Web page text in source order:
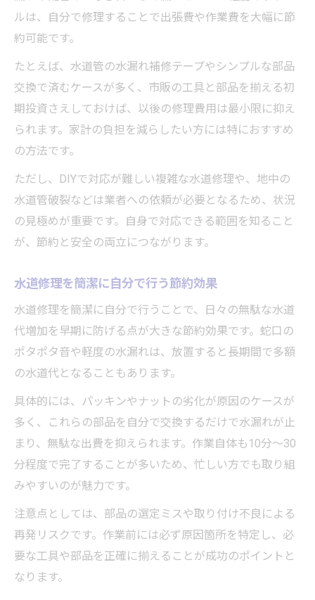
ルは、自分で修理することで出張費や作業費を大幅に節
約可能です。
たとえば、水道管の水漏れ補修テープやシンプルな部品
交換で済むケースが多く、市販の工具と部品を揃える初
期投資さえしておけば、以後の修理費用は最小限に抑え
られます。家計の負担を減らしたい方には特におすすめ
の方法です。
ただし、DIYで対応が難しい複雑な水道修理や、地中の
水道管破裂などは業者への依頼が必要となるため、状況
の見極めが重要です。自身で対応できる範囲を知ること
が、節約と安全の両立につながります。
水道修理を簡潔に自分で行う節約効果
水道修理を簡潔に自分で行うことで、日々の無駄な水道
代増加を早期に防げる点が大きな節約効果です。蛇口の
ポタポタ音や軽度の水漏れは、放置すると長期間で多額
の水道代となることもあります。
具体的には、パッキンやナットの劣化が原因のケースが
多く、これらの部品を自分で交換するだけで水漏れが止
まり、無駄な出費を抑えられます。作業自体も10分〜30
分程度で完了することが多いため、忙しい方でも取り組
みやすいのが魅力です。
注意点としては、部品の選定ミスや取り付け不良による
再発リスクです。作業前には必ず原因箇所を特定し、必
要な工具や部品を正確に揃えることが成功のポイントと
なります。